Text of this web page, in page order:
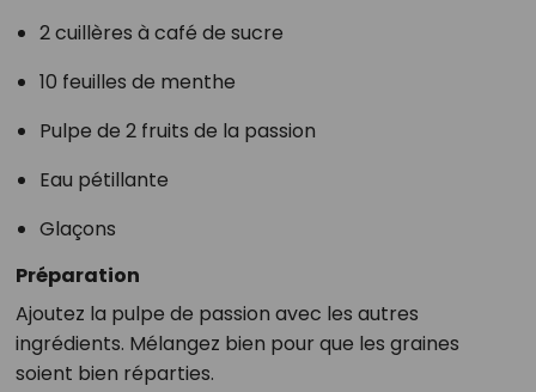
2 cuillères à café de sucre
10 feuilles de menthe
Pulpe de 2 fruits de la passion
Eau pétillante
Glaçons
Préparation
Ajoutez la pulpe de passion avec les autres
ingrédients. Mélangez bien pour que les graines
soient bien réparties.